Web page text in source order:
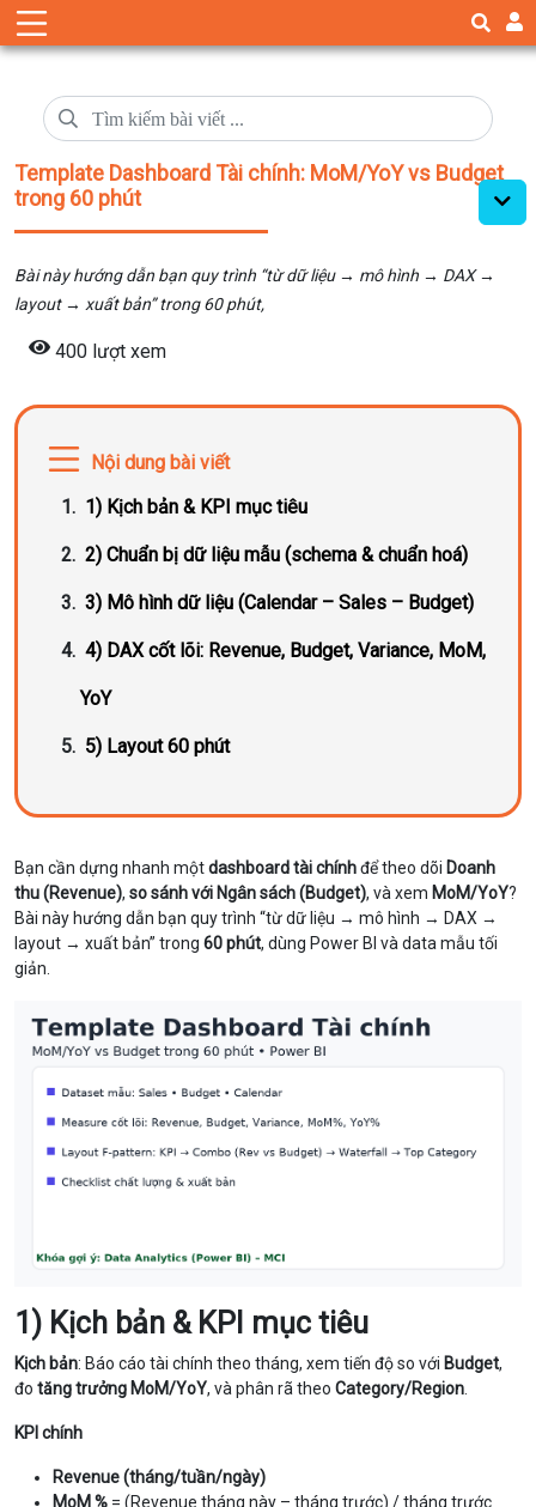
Template Dashboard Tài chính: MoM/YoY vs Budget
trong 60 phút
Bài này hướng dẫn bạn quy trình “từ dữ liệu → mô hình → DAX →
layout → xuất bản” trong 60 phút,
400 lượt xem
Nội dung bài viết
1) Kịch bản & KPI mục tiêu
2) Chuẩn bị dữ liệu mẫu (schema & chuẩn hoá)
3) Mô hình dữ liệu (Calendar – Sales – Budget)
4) DAX cốt lõi: Revenue, Budget, Variance, MoM,
YoY
5) Layout 60 phút
Bạn cần dựng nhanh mộtdashboard tài chínhđể theo dõi Doanh
thu (Revenue), so sánh với Ngân sách (Budget), và xem MoM/YoY?
Bài này hướng dẫn bạn quy trình “từ dữ liệu → mô hình → DAX →
layout → xuất bản” trong 60 phút, dùng Power BI và data mẫu tối
giản.
1) Kịch bản & KPI mục tiêu
Kịch bản: Báo cáo tài chính theo tháng, xem tiến độ so với Budget,
đo tăng trưởng MoM/YoY, và phân rã theo Category/Region
KPI chính
Revenue (tháng/tuần/ngày)
MoM % = (Revenue tháng này – tháng trước) / tháng trước